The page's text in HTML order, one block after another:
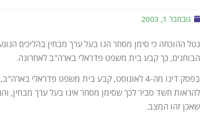
נובמבר 1, 2003
נטל ההוכחה כי סימן מסחר הנו בעל ערך מבחין בהליכים
הבוחנים, כך קבע בית משפט פדראלי בארה"ב לאחרונה.
בפסק דינו מה-4 לאוגוסט, קבע בית משפט
להראות חשד סביר לכך שסימן מסחר אינו בעל ערך מבחין,
שאכן זהו המצב.